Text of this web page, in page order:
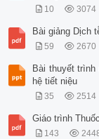
10 3074
Bài giảng Dịch
59 2670
Bài thuyết
hệ tiết niệu
35 2514
Giáo trình
143